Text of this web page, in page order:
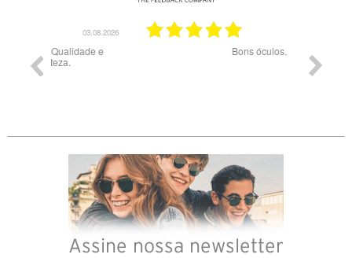
Assine nossa newsletter